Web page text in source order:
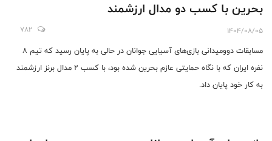
بحرین با کسب دو مدال ارزشمند
1404/08/05
782
مسابقات دوومیدانی بازی‌های آسیایی جوانان در حالی به پایان رسید که تیم 8
نفره ایران که با نگاه حمایتی عازم بحرین شده بود، با کسب 2 مدال برنز ارزشمند
به کار خود پایان داد.